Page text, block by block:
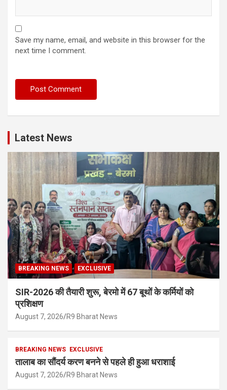
Save my name, email, and website in this browser for the
next time I comment.
Latest News
BREAKING NEWS EXCLUSIVE
SIR-2026 की तैयारी शुरू, बेरमो में 67 बूथों के कर्मियों को
प्रशिक्षण
August 7, 2026 R9 Bharat News
BREAKING NEWS EXCLUSIVE
तालाब का सौंदर्य करण बनने से पहले ही हुआ धराशाई
August 7, 2026 R9 Bharat News